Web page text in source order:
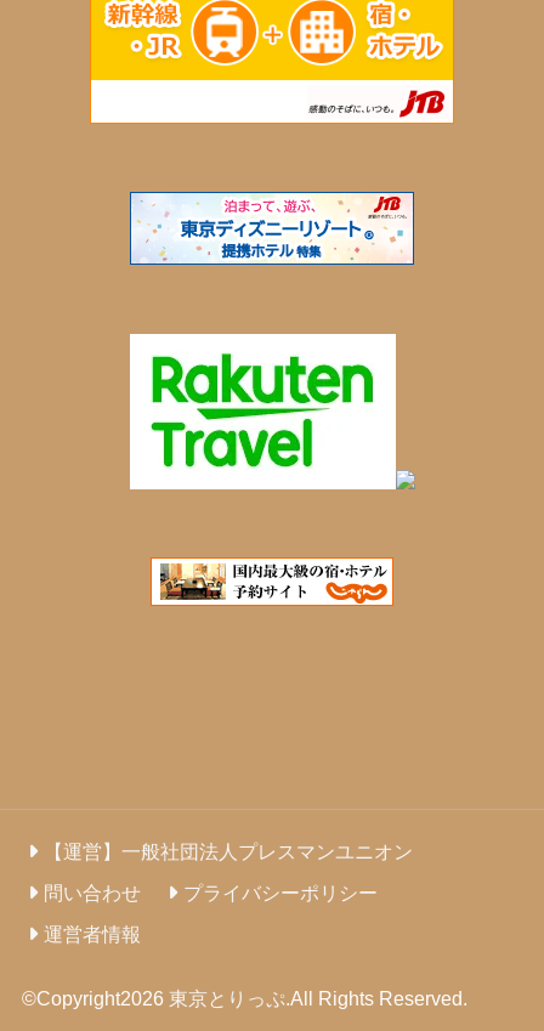
【運営】一般社団法人プレスマンユニオン
問い合わせ
プライバシーポリシー
運営者情報
©Copyright2026 東京とりっぷ.All Rights Reserved.